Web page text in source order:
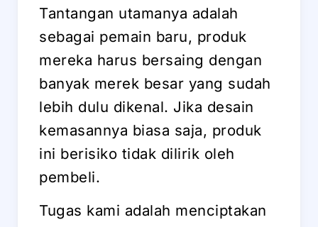
Tantangan utamanya adalah
sebagai pemain baru, produk
mereka harus bersaing dengan
banyak merek besar yang sudah
lebih dulu dikenal. Jika desain
kemasannya biasa saja, produk
ini berisiko tidak dilirik oleh
pembeli.
Tugas kami adalah menciptakan